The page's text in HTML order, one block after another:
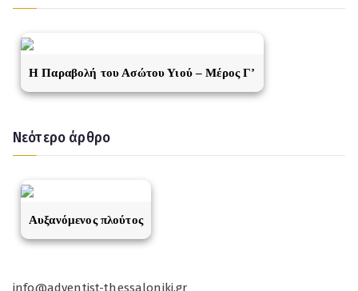
Η Παραβολή του Ασώτου Υιού – Μέρος Γ’
Νεότερο άρθρο
Αυξανόμενος πλούτος
info@adventist-thessaloniki.gr